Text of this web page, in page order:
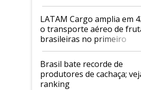
LATAM Cargo amplia em
o transporte aéreo de
brasileiras no primeiro
semestre
Brasil bate recorde de
produtores de cachaça;
ranking